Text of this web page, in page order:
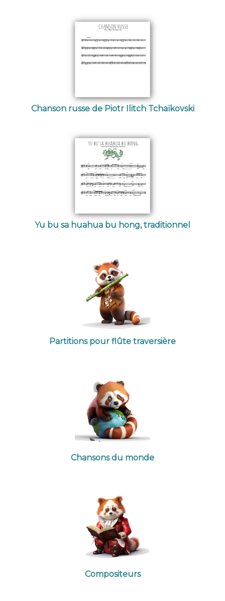
Chanson russe de Piotr Ilitch Tchaïkovski
Yu bu sa huahua bu hong, traditionnel
Partitions pour flûte traversière
Chansons du monde
Compositeurs